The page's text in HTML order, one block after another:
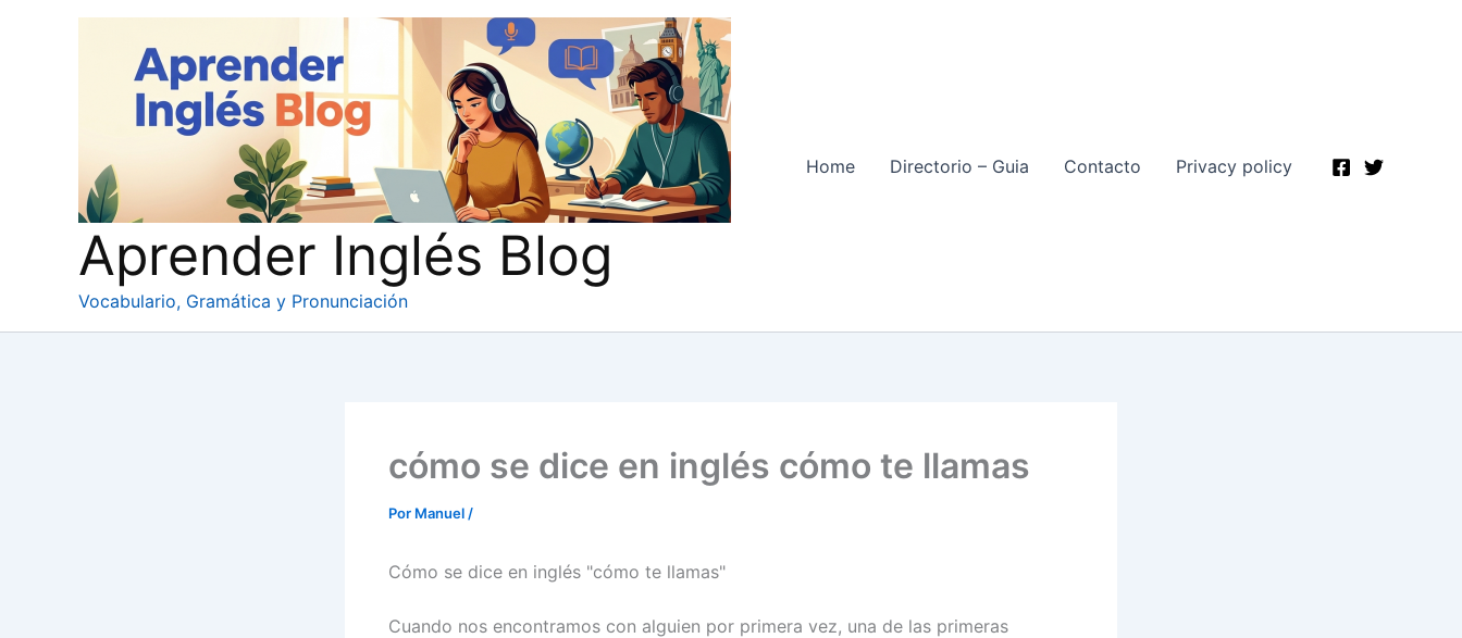
Aprender Inglés Blog
Vocabulario, Gramática y Pronunciación
Home Directorio – Guia Contacto Privacy policy
cómo se dice en inglés cómo te llamas
Por Manuel /
Cómo se dice en inglés "cómo te llamas"
Cuando nos encontramos con alguien por primera vez, una de las primeras